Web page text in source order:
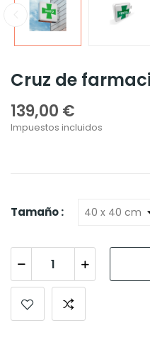
Cruz de
139,00 €
Impuestos incluidos
Tamaño :